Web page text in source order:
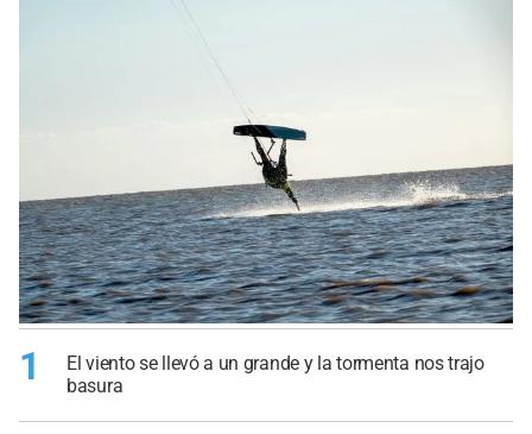
1
El viento se llevó a un grande y la tormenta nos trajo
basura